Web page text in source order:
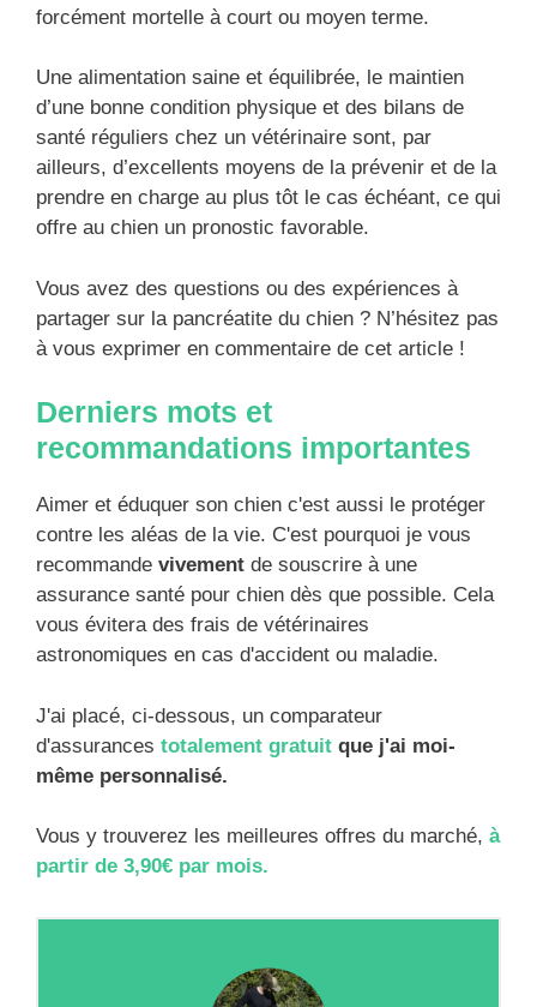
forcément mortelle à court ou moyen terme.
Une alimentation saine et équilibrée, le maintien
d’une bonne condition physique et des bilans de
santé réguliers chez un vétérinaire sont, par
ailleurs, d’excellents moyens de la prévenir et de la
prendre en charge au plus tôt le cas échéant, ce qui
offre au chien un pronostic favorable.
Vous avez des questions ou des expériences à
partager sur la pancréatite du chien ? N’hésitez pas
à vous exprimer en commentaire de cet article !
Derniers mots et
recommandations importantes
Aimer et éduquer son chien c'est aussi le protéger
contre les aléas de la vie. C'est pourquoi je vous
recommande vivement de souscrire à une
assurance santé pour chien dès que possible. Cela
vous évitera des frais de vétérinaires
astronomiques en cas d'accident ou maladie.
J'ai placé, ci-dessous, un comparateur
d'assurances totalement gratuit que j'ai moi-
même personnalisé.
Vous y trouverez les meilleures offres du marché, à
partir de 3,90€ par mois.